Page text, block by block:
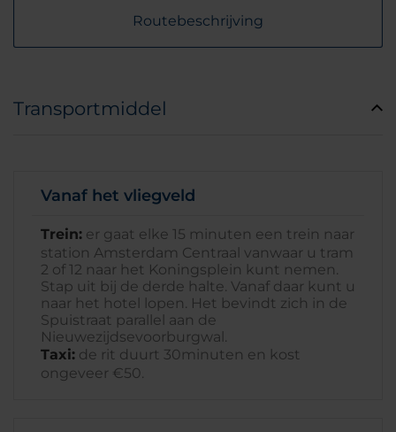
Routebeschrijving
Transportmiddel
Vanaf het vliegveld
Trein: er gaat elke 15 minuten een trein naar
station Amsterdam Centraal vanwaar u tram
2 of 12 naar het Koningsplein kunt nemen.
Stap uit bij de derde halte. Vanaf daar kunt u
naar het hotel lopen. Het bevindt zich in de
Spuistraat parallel aan de
Nieuwezijdsevoorburgwal.
Taxi: de rit duurt 30minuten en kost
ongeveer €50.